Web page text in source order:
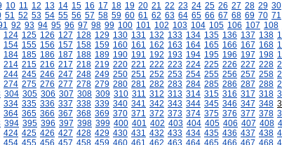
10 11 12 13 14 15 16 17 18 19 20 21 22 23 24 25 26 27 28 29 30
51 52 53 54 55 56 57 58 59 60 61 62 63 64 65 66 67 68 69 70 71
92 93 94 95 96 97 98 99 100 101 102 103 104 105 106 107 108
124 125 126 127 128 129 130 131 132 133 134 135 136 137 138
154 155 156 157 158 159 160 161 162 163 164 165 166 167 168
184 185 186 187 188 189 190 191 192 193 194 195 196 197 198
214 215 216 217 218 219 220 221 222 223 224 225 226 227 228
244 245 246 247 248 249 250 251 252 253 254 255 256 257 258
274 275 276 277 278 279 280 281 282 283 284 285 286 287 288
304 305 306 307 308 309 310 311 312 313 314 315 316 317 318
334 335 336 337 338 339 340 341 342 343 344 345 346 347 348
364 365 366 367 368 369 370 371 372 373 374 375 376 377 378
394 395 396 397 398 399 400 401 402 403 404 405 406 407 408
424 425 426 427 428 429 430 431 432 433 434 435 436 437 438
454 455 456 457 458 459 460 461 462 463 464 465 466 467 468